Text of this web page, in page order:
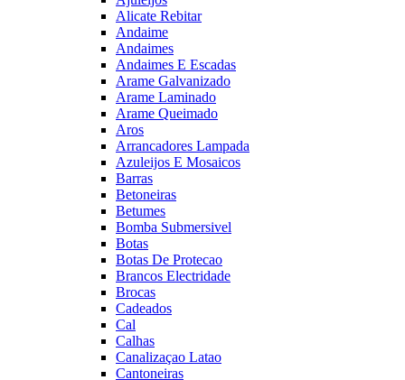
Alicate Rebitar
Andaime
Andaimes
Andaimes E Escadas
Arame Galvanizado
Arame Laminado
Arame Queimado
Aros
Arrancadores Lampada
Azuleijos E Mosaicos
Barras
Betoneiras
Betumes
Bomba Submersivel
Botas
Botas De Protecao
Brancos Electridade
Brocas
Cadeados
Cal
Calhas
Canalizaçao Latao
Cantoneiras